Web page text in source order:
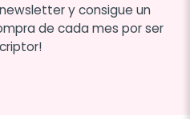
y consigue un
de cada mes por ser